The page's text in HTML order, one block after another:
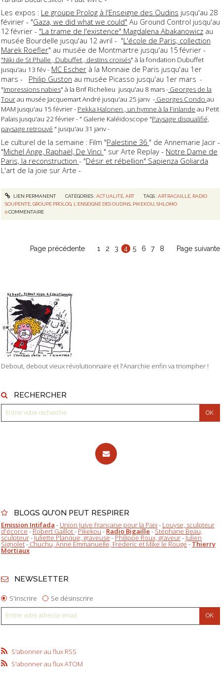
Debout, debout vieux révolutionnaire et l'Anarchie enfin va triompher !
RECHERCHER
BLOGS QU'ON PEUT RESPIRER
Emission Intifada - Union Juive Française pour la Paix- Louyse, sculpteur
d'écorce-Robert Gaillot-Pikekou-Radio Bigaille-Stéphane Beau,
sculpteur-Juliette Planque, graveuse-Philippe Roux, graveur-Julien
Signolet-Chuchu, Anne Emmanuelle, Frederic et Mike le Rouge-Thierry
Mortiaux
NEWSLETTER
S'inscrire Se désinscrire
S'abonner au flux RSS
S'abonner au flux ATOM
Les expos : Le groupe Prolog à l'Enseigne des Oudins jusqu'au 28
févirier - "Gaza, we did what we could" Au Ground Control jusqu'au
12 février - "La trame de l'existence" Magdalena Abakanowicz au
musée Bourdelle jusqu'au 12 avril - "L'école de Paris, collection
Marek Roefler" au musée de Montmartre jusqu'au 15 février -
"Niki de St Phalle , Dubuffet , destins croisés" à la fondation Dubuffet
jusqu'au 13 fév - MC Escher à la Monnaie de Paris jusqu'au 1er
mars - Philip Guston au musée Picasso jusqu'au 1er mars -
"Impressions nabies" à la Bnf Richelieu jusqu'au 8 mars - Georges de la
Tourau musée Jacquemart André jusqu'au 25 janv - Georges Condo au
MAM jusqu'au 15 février - Pekka Halonen , un hymne à la Finlande au Petit
Palais jusqu'au 22 février - " Galerie Kaléïdoscope "Paysage disqualifié,
paysage retrouvé " jusqu'au 31 janv -
Le culturel de la semaine : Film "Palestine 36 " de Annemarie Jacir -
"Michel Ange, Raphaël, De Vinci " sur Arte Replay - Notre Dame de
Paris, la reconstruction - "Désir et rébellion" Sapienza Goliarda
L'art de la joie sur Arte -
LIEN PERMANENT CATÉGORIES :ACTUALITÉ, ART TAGS :ARTRACAILLE RADIO
SOUPENTE ,GROUPE PROLOG L'ENSEIGNE DES OUDINS PIKEKOU ,SHLOMO
0COMMENTAIRE
Page précédente 1 2 3 4 5 6 7 8 Page suivante